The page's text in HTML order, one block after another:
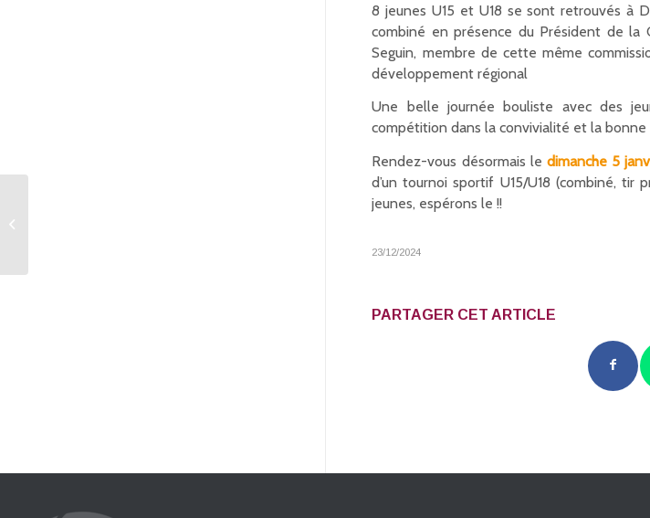
8 jeunes U15 et U18 se sont retrouvés à
combiné en présence du Président de la
Seguin, membre de cette même
développement régional
Une belle journée bouliste avec des
compétition dans la convivialité et la bonne
Rendez-vous désormais le dimanche 5
d’un tournoi sportif U15/U18 (combiné,
jeunes, espérons le !!
23/12/2024
PARTAGER CET ARTICLE